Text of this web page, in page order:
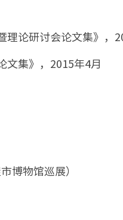
论研讨会论文集》，
⽂集》，2015年4月
博物馆巡展）